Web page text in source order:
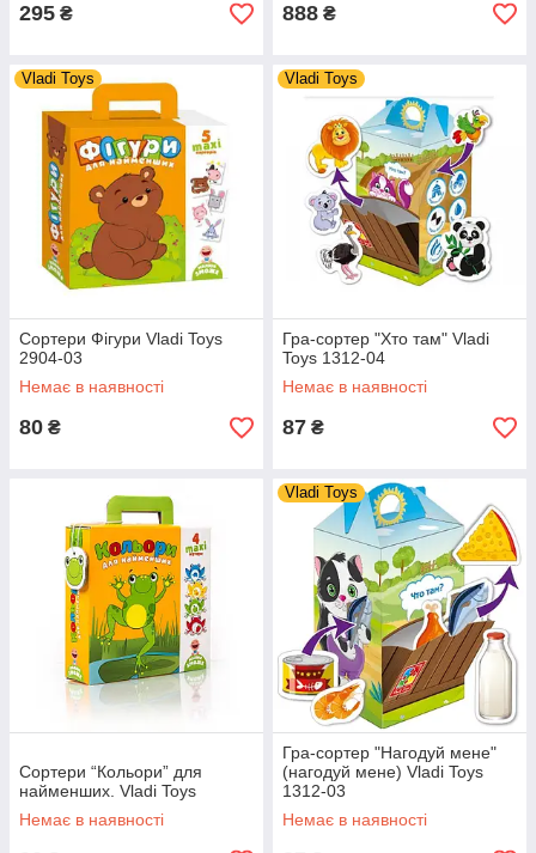
295 ₴ 888 ₴
Vladi Toys
Сортери Фігури Vladi Toys
2904-03
Немає в наявності
80 ₴
Vladi Toys
Гра-сортер "Хто там" Vladi
Toys 1312-04
Немає в наявності
87 ₴
Сортери “Кольори” для
найменших. Vladi Toys
Немає в наявності
Vladi Toys
Гра-сортер "Нагодуй мене"
(нагодуй мене) Vladi Toys
1312-03
Немає в наявності